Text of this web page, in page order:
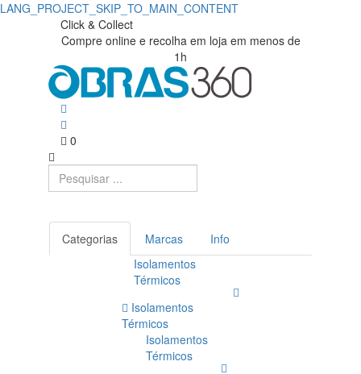
LANG_PROJECT_SKIP_TO_MAIN_CONTENT
Luvas
Glova
Nylon
Spandex
Vermelho
Revestimento
Nitrilo
Foam
Obras360
Materiais
Construção
Click & Collect
Compre online e recolha em loja em menos de
1h
0
Categorias Marcas
Info
Isolamentos
Térmicos
Isolamentos
Térmicos
Isolamentos
Térmicos